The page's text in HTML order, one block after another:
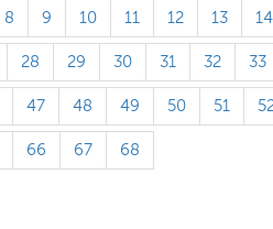
8 9 10 11 12 13 14
28 29 30 31 32 33
47 48 49 50 51
66 67 68